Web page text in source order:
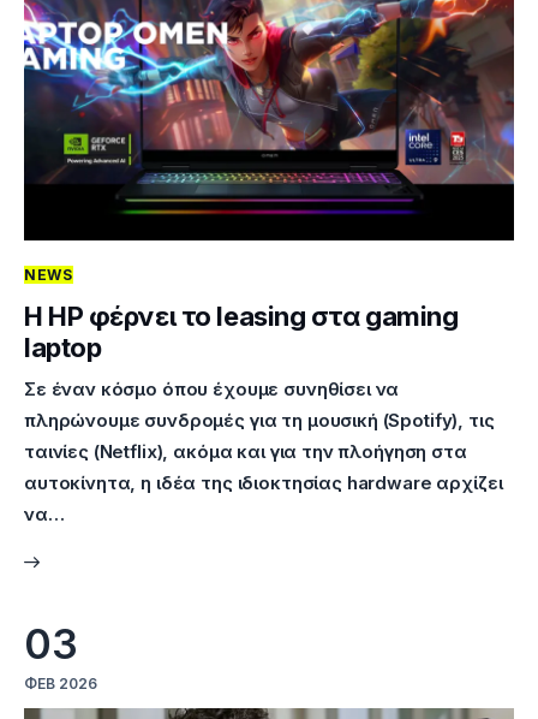
NEWS
Η HP φέρνει το leasing στα gaming
laptop
Σε έναν κόσμο όπου έχουμε συνηθίσει να
πληρώνουμε συνδρομές για τη μουσική (Spotify), τις
ταινίες (Netflix), ακόμα και για την πλοήγηση στα
αυτοκίνητα, η ιδέα της ιδιοκτησίας hardware αρχίζει
να…
03
ΦΕΒ 2026